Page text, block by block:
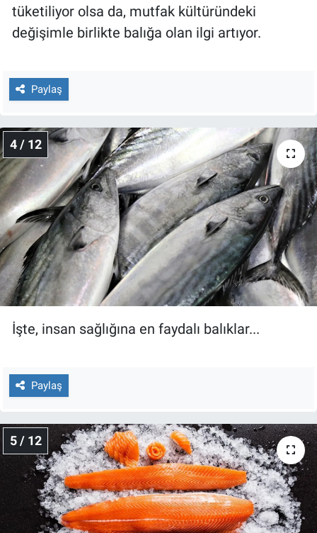
tüketiliyor olsa da, mutfak kültüründeki
değişimle birlikte balığa olan ilgi artıyor.
Paylaş
4 / 12
İşte, insan sağlığına en faydalı balıklar...
Paylaş
5 / 12